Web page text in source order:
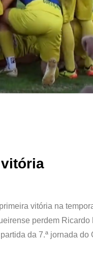
vitória na
perdem
da 7.ª jornada